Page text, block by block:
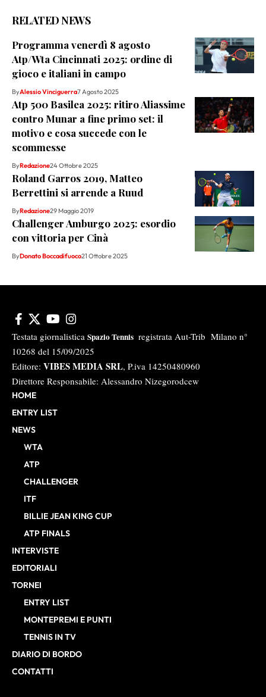
RELATED NEWS
Programma venerdì 8 agosto
Atp/Wta Cincinnati 2025: ordine di
gioco e italiani in campo
ByAlessio Vinciguerra7 Agosto 2025
Atp 500 Basilea 2025: ritiro Aliassime
contro Munar a fine primo set: il
motivo e cosa succede con le
scommesse
ByRedazione24 Ottobre 2025
Roland Garros 2019, Matteo
Berrettini si arrende a Ruud
ByRedazione29 Maggio 2019
Challenger Amburgo 2025: esordio
con vittoria per Cinà
ByDonato Boccadifuoco21 Ottobre 2025
Testata giornalistica Spazio Tennis registrata Aut-Trib Milano n°
10268 del 15/09/2025
Editore: VIBES MEDIA SRL, P.iva 14250480960
Direttore Responsabile: Alessandro Nizegorodcew
HOME
ENTRY LIST
NEWS
WTA
ATP
CHALLENGER
ITF
BILLIE JEAN KING CUP
ATP FINALS
INTERVISTE
EDITORIALI
TORNEI
ENTRY LIST
MONTEPREMI E PUNTI
TENNIS IN TV
DIARIO DI BORDO
CONTATTI